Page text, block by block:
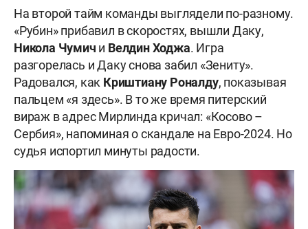
На второй тайм команды выглядели по-разному.
«Рубин» прибавил в скоростях, вышли Даку,
Никола Чумич и Велдин Ходжа. Игра
разгорелась и Даку снова забил «Зениту».
Радовался, как Криштиану Роналду, показывая
пальцем «я здесь». В то же время питерский
вираж в адрес Мирлинда кричал: «Косово –
Сербия», напоминая о скандале на Евро-2024. Но
судья испортил минуты радости.